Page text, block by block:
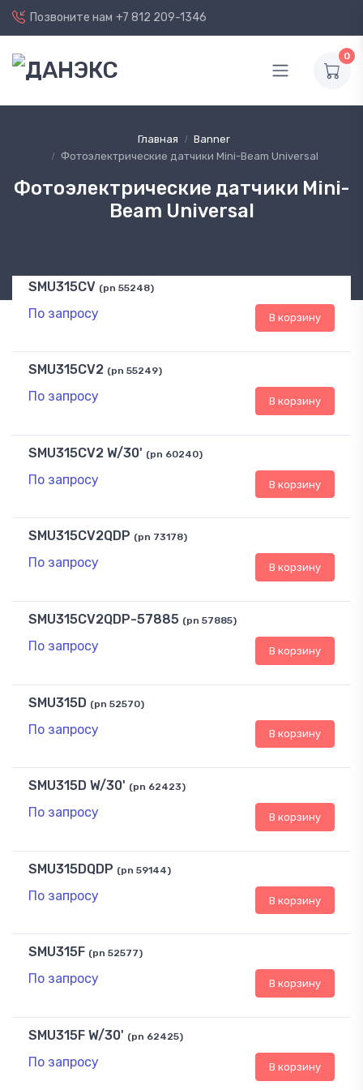
Позвоните нам +7 812 209-1346
0
Главная
Banner
Фотоэлектрические датчики Mini-Beam Universal
Фотоэлектрические датчики Mini-
Beam Universal
SMU315CV (pn 55248)
По запросу В корзину
SMU315CV2 (pn 55249)
По запросу В корзину
SMU315CV2 W/30' (pn 60240)
По запросу В корзину
SMU315CV2QDP (pn 73178)
По запросу В корзину
SMU315CV2QDP-57885 (pn 57885)
По запросу В корзину
SMU315D (pn 52570)
По запросу В корзину
SMU315D W/30' (pn 62423)
По запросу В корзину
SMU315DQDP (pn 59144)
По запросу В корзину
SMU315F (pn 52577)
По запросу В корзину
SMU315F W/30' (pn 62425)
По запросу В корзину